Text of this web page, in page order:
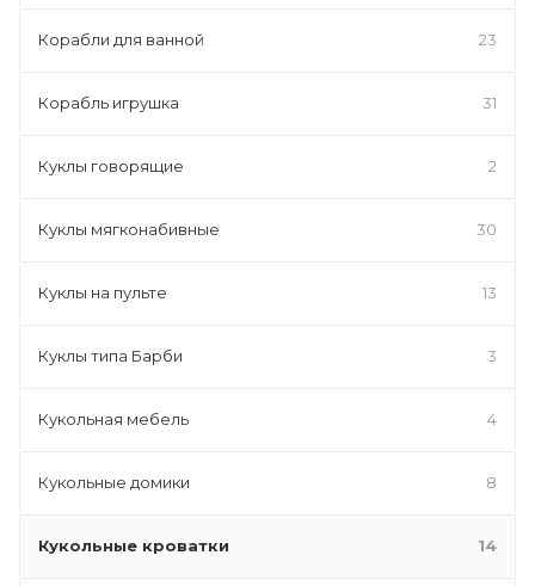
Корабли для ванной 23
Корабль игрушка 31
Куклы говорящие 2
Куклы мягконабивные 30
Куклы на пульте 13
Куклы типа Барби 3
Кукольная мебель 4
Кукольные домики 8
Кукольные кроватки 14